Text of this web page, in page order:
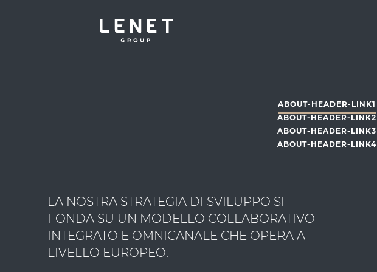
ABOUT-HEADER-LINK1
ABOUT-HEADER-LINK2
ABOUT-HEADER-LINK3
ABOUT-HEADER-LINK4
LA NOSTRA STRATEGIA DI SVILUPPO SI
FONDA SU UN MODELLO COLLABORATIVO
INTEGRATO E OMNICANALE CHE OPERA A
LIVELLO EUROPEO.